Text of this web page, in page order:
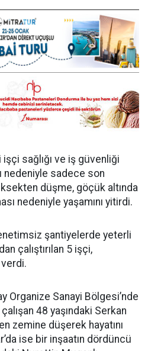
işçi sağlığı ve iş güvenliği
nedeniyle sadece son
düşme, göçük altında
nedeniyle yaşamını yitirdi.
şantiyelerde yeterli
çalıştırılan 5 işçi,
Organize Sanayi Bölgesi’nde
48 yaşındaki Serkan
zemine düşerek hayatını
ise bir inşaatın dördüncü